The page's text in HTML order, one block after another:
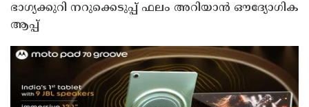
ഭാഗ്യക്കുറി നറുക്കെടുപ്പ് ഫലം അറിയാൻ ഔദ്യോഗിക
ആപ്പ്